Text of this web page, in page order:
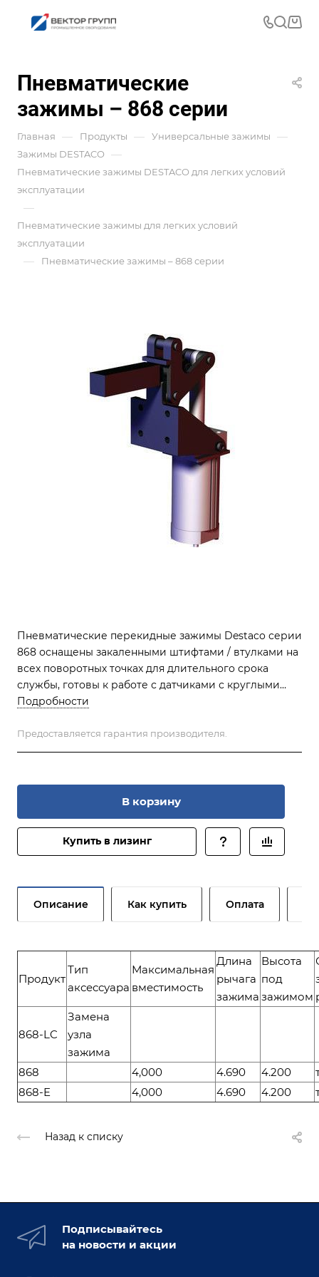
Пневматические
зажимы – 868 серии
Главная — Продукты — Универсальные зажимы —
Зажимы DESTACO —
Пневматические зажимы DESTACO для легких условий
эксплуатации
—
Пневматические зажимы для легких условий
эксплуатации
— Пневматические зажимы – 868 серии
Пневматические перекидные зажимы Destaco серии
868 оснащены закаленными штифтами / втулками на
всех поворотных точках для длительного срока
службы, готовы к работе с датчиками с круглыми
или Т-образными пазами и имеют большой
модифицировать в соответствии с вашим
применением. Обычно эти зажимы используются для
Подробности
Предоставляется гарантия производителя.
В корзину
Купить в лизинг
Описание Как купить Оплата
Продукт
Тип
аксессуара
Максимальная
вместимость
Длина
рычага
зажима
Высота
под
зажимом
868-LC
Замена
узла
зажима
868
4,000 4.690 4.200
868-E
4,000 4.690 4.200
Назад к списку
Подписывайтесь
на новости и акции